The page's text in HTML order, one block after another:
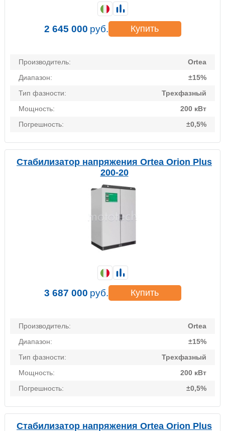
Производитель:
Ortea
Диапазон:
±15%
Тип фазности:
Трехфазный
Мощность:
200 кВт
Погрешность:
±0,5%
2 645 000 руб. Купить
Стабилизатор напряжения Ortea Orion Plus
200-20
Производитель:
Ortea
Диапазон:
±15%
Тип фазности:
Трехфазный
Мощность:
200 кВт
Погрешность:
±0,5%
3 687 000 руб. Купить
Стабилизатор напряжения Ortea Orion Plus